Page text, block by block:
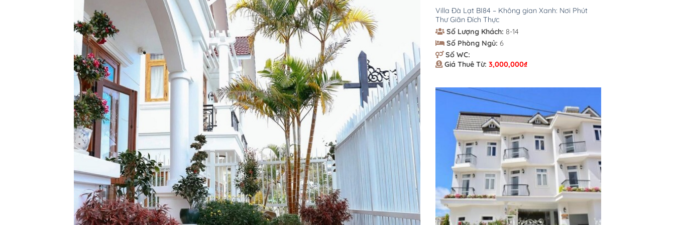
Villa Đà Lạt BI84 – Không gian Xanh: Nơi Phút
Thư Giãn Đích Thực
Số Lượng Khách: 8-14
Số Phòng Ngủ: 6
Số WC:
Giá Thuê Từ: 3,000,000₫